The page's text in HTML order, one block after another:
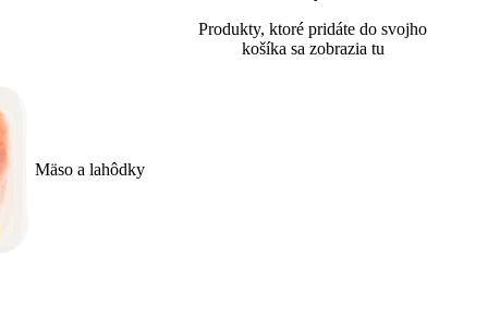
Mäso a lahôdky
Produkty, ktoré pridáte do svojho
košíka sa zobrazia tu